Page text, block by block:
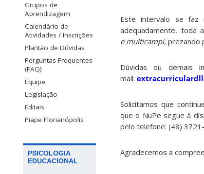
Grupos de
Aprendizagem
Calendário de
Atividades / Inscrições
Plantão de Dúvidas
Perguntas Frequentes
(FAQ)
Equipe
Legislação
Editais
Piape Florianópolis
PSICOLOGIA
EDUCACIONAL
Este intervalo se faz
adequadamente, toda
e multicampi, prezando
Dúvidas ou demais
mail:
Solicitamos que
que o NuPe segue à
pelo telefone: (48)
Agradecemos a